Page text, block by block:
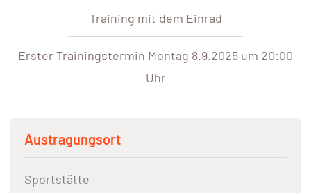
Training mit dem Einrad
Erster Trainingstermin Montag 8.9.2025 um 20:00
Uhr
Austragungsort
Sportstätte